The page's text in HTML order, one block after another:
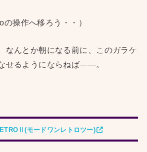
の操作へ移ろう・・）
なんとか朝になる前に、このガラケ
せるようにならねば——。
モードワンレトロツー)